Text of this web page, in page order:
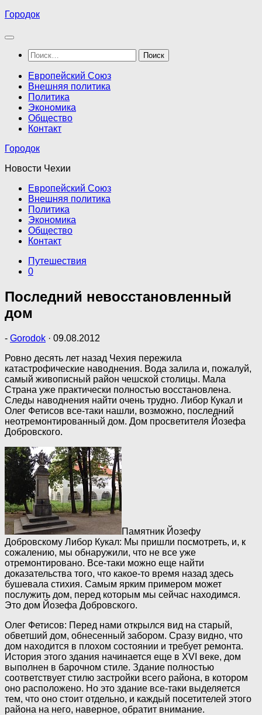
Перейти
содержимому
Городок
Найти:
Европейский Союз
Внешняя политика
Политика
Экономика
Общество
Контакт
Городок
Новости Чехии
Европейский Союз
Внешняя политика
Политика
Экономика
Общество
Контакт
Путешествия
0
Последний невосстановленный
дом
- Gorodok · 09.08.2012
Ровно десять лет назад Чехия пережила
катастрофические наводнения. Вода залила и, пожалуй,
самый живописный район чешской столицы. Мала
Страна уже практически полностью восстановлена.
Следы наводнения найти очень трудно. Либор Кукал и
Олег Фетисов все-таки нашли, возможно, последний
неотремонтированный дом. Дом просветителя Йозефа
Добровского.
Памятник Йозефу
Добровскому Либор Кукал: Мы пришли посмотреть, и, к
сожалению, мы обнаружили, что не все уже
отремонтировано. Все-таки можно еще найти
доказательства того, что какое-то время назад здесь
бушевала стихия. Самым ярким примером может
послужить дом, перед которым мы сейчас находимся.
Это дом Йозефа Добровского.
Олег Фетисов: Перед нами открылся вид на старый,
обветший дом, обнесенный забором. Сразу видно, что
дом находится в плохом состоянии и требует ремонта.
История этого здания начинается еще в XVI веке, дом
выполнен в барочном стиле. Здание полностью
соответствует стилю застройки всего района, в котором
оно расположено. Но это здание все-таки выделяется
тем, что оно стоит отдельно, и каждый посетителей этого
района на него, наверное, обратит внимание.